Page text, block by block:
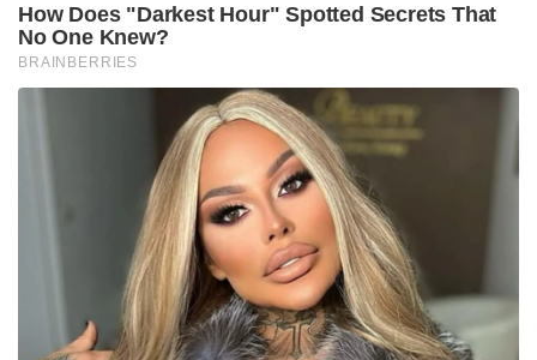
How Does "Darkest Hour" Spotted Secrets That
No One Knew?
BRAINBERRIES